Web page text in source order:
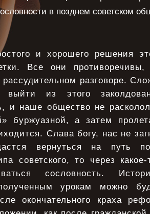
в позднем советском
и хорошего решения
Все они
рассудительном разговоре.
выйти из этого
и наше общество не
буржуазной, а затем
Слава богу, нас не
вернуться на путь
советского, то через
сословность.
урокам можно
окончательного краха